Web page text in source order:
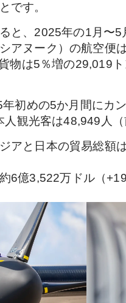
です。
と、2025年の1月〜
アヌーク）の航空便
物は5％増の29,019
初めの5か月間にカ
観光客は48,949人（
アと日本の貿易総
6億3,522万ドル（